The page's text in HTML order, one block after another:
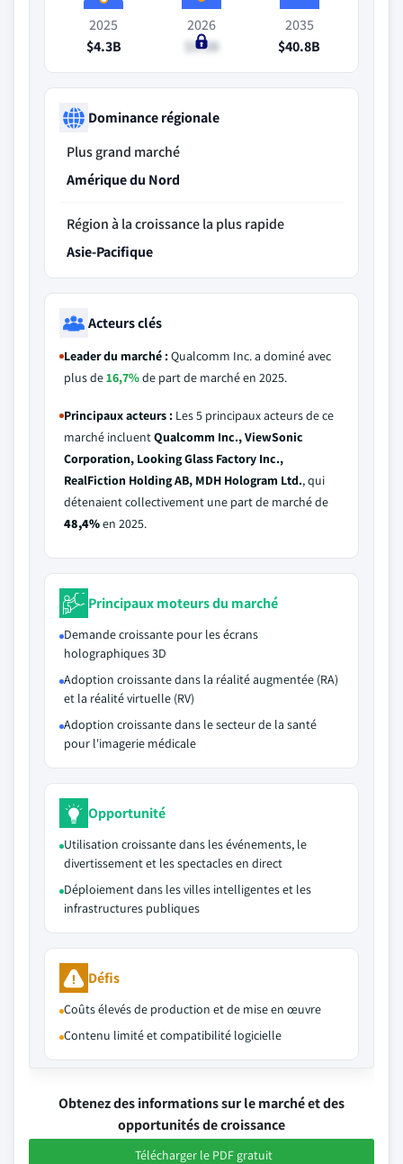
2025
$4.3B
2026
$5.3B
2035
$40.8B
Dominance régionale
Plus grand marché
Amérique du Nord
Région à la croissance la plus rapide
Asie-Pacifique
Acteurs clés
Leader du marché :Qualcomm Inc. a dominé avec
plus de16,7%de part de marché en 2025.
Principaux acteurs : Les 5 principaux acteurs de ce
marché incluentQualcomm Inc., ViewSonic
Corporation, Looking Glass Factory Inc.,
RealFiction Holding AB, MDH Hologram Ltd., qui
détenaient collectivement une part de marché de
48,4%en 2025.
Principaux moteurs du marché
Demande croissante pour les écrans
holographiques 3D
Adoption croissante dans la réalité augmentée (RA)
et la réalité virtuelle (RV)
Adoption croissante dans le secteur de la santé
pour l'imagerie médicale
Opportunité
Utilisation croissante dans les événements, le
divertissement et les spectacles en direct
Déploiement dans les villes intelligentes et les
infrastructures publiques
Défis
Coûts élevés de production et de mise en œuvre
Contenu limité et compatibilité logicielle
Obtenez des informations sur le marché et des
opportunités de croissance
Télécharger le PDF gratuit